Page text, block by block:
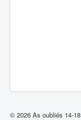
© 2026 As oubliés 14-18